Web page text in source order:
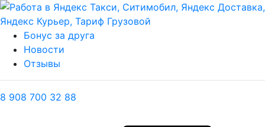
Бонус за друга
Новости
Отзывы
8 908 700 32 88